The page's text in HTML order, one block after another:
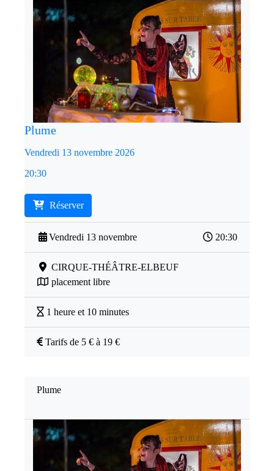
Plume
Vendredi 13 novembre 2026
20:30
Réserver
Vendredi 13 novembre 20:30
CIRQUE-THÉÂTRE-ELBEUF
placement libre
1 heure et 10 minutes
Tarifs de 5 € à 19 €
Plume